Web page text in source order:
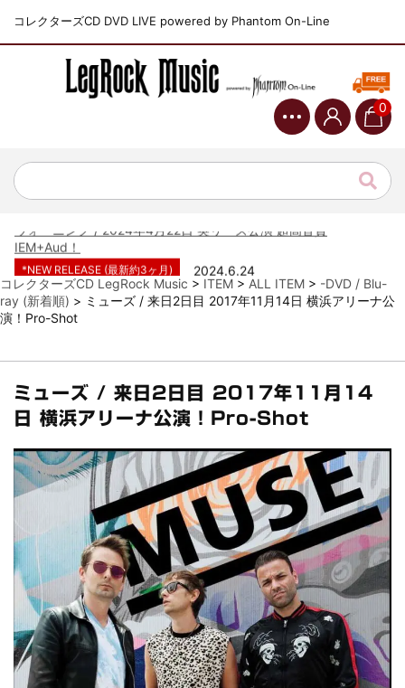
コレクターズCD DVD LIVE powered by Phantom On-Line
0
ジャーニー / 1979年5月8+9日 コロラド州 2公演 SBD 完全収録！
NGHFB / 2024年7月28日 フジロック’24公演 超高音質AI-SBD！
*NEW RELEASE (最新約3ヶ月)
2024.8.24
IEM+Aud！
*NEW RELEASE (最新約3ヶ月)
ビリー・ジョエル / 2024年3月24日 100Aniv. 米M.S.G公演 完全
収録！
*NEW RELEASE (最新約3ヶ月)
全収録！
*NEW RELEASE (最新約3ヶ月)
2024.6.24
スコーピオンズ / 2024年6月15日 リスボン公演 FHD 完全収録！
*NEW RELEASE (最新約3ヶ月)
2024.6.20
マネスキン / 2024年6月9日 ドイツ ROCK AM RING 公演 FHD 完
全収録！
*NEW RELEASE (最新約3ヶ月)
2024.6.9
リアム・ギャラガー / 2024年6月1日 英国シェフィールド公演 完
全収録！
*NEW RELEASE (最新約3ヶ月)
2024.6.9
メガデス / 2023年8月4日 ドイツ W.O.A. 公演 FHD 完全収録！
*NEW RELEASE (最新約3ヶ月)
2024.6.9
ユーライア・ヒープ / 2023年8月3日 ドイツ W.O.A. 公演 FHD 完
全収録！
*NEW RELEASE (最新約3ヶ月)
2024.6.9
ジャーニー / 1979年5月8+9日 コロラド州 2公演 SBD 完全収録！
コレクターズCD LegRock Music > ITEM > ALL ITEM > -DVD / Blu-
ray (新着順) > ミューズ / 来日2日目 2017年11月14日 横浜アリーナ公
演！Pro-Shot
ミューズ / 来日2日目 2017年11月14
日 横浜アリーナ公演！Pro-Shot